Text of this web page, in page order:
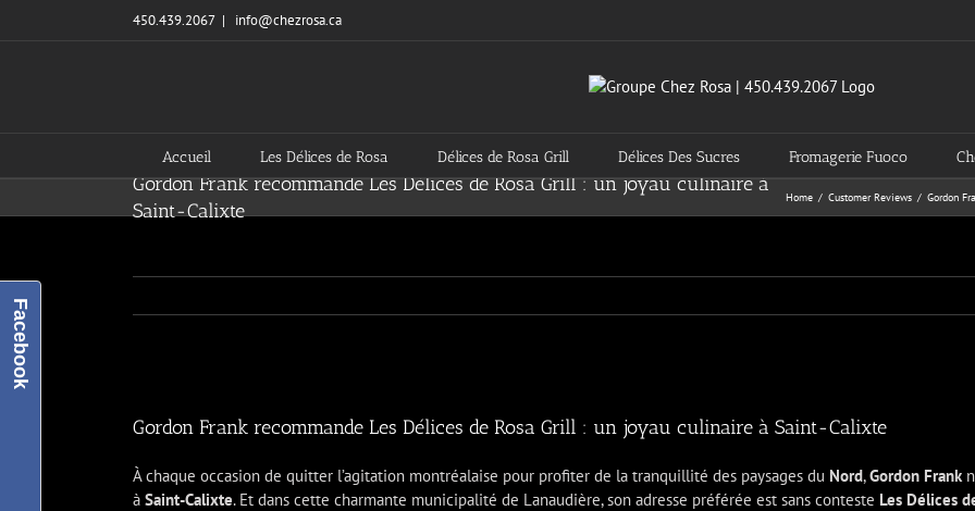
450.439.2067 | info@chezrosa.ca
Accueil Les Délices de Rosa Délices de Rosa Grill Délices Des Sucres Fromagerie Fuoco
Gordon Frank recommande Les Délices de Rosa Grill : un joyau culinaire à
Saint-Calixte
Home Customer Reviews Gordon
Larger
Image
Gordon Frank recommande Les Délices de Rosa Grill : un joyau culinaire à Saint-Calixte
À chaque occasion de quitter l’agitation montréalaise pour profiter de la tranquillité des paysages du Nord,Gordon Frank
à Saint-Calixte. Et dans cette charmante municipalité de Lanaudière, son adresse préférée est sans conteste Les Délices
Facebook